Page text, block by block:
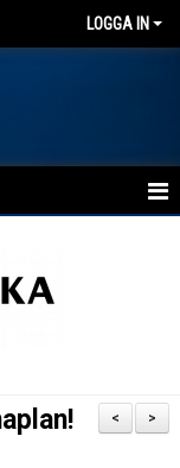
LOGGA IN
>
<